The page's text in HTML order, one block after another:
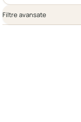
Filtre avansate